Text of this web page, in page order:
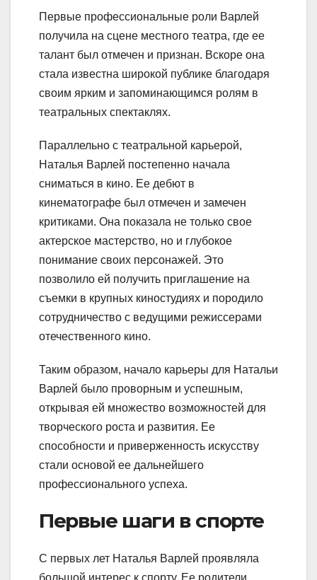
Первые профессиональные роли Варлей
получила на сцене местного театра, где ее
талант был отмечен и признан. Вскоре она
стала известна широкой публике благодаря
своим ярким и запоминающимся ролям в
театральных спектаклях.
Параллельно с театральной карьерой,
Наталья Варлей постепенно начала
сниматься в кино. Ее дебют в
кинематографе был отмечен и замечен
критиками. Она показала не только свое
актерское мастерство, но и глубокое
понимание своих персонажей. Это
позволило ей получить приглашение на
съемки в крупных киностудиях и породило
сотрудничество с ведущими режиссерами
отечественного кино.
Таким образом, начало карьеры для Натальи
Варлей было проворным и успешным,
открывая ей множество возможностей для
творческого роста и развития. Ее
способности и приверженность искусству
стали основой ее дальнейшего
профессионального успеха.
Первые шаги в спорте
С первых лет Наталья Варлей проявляла